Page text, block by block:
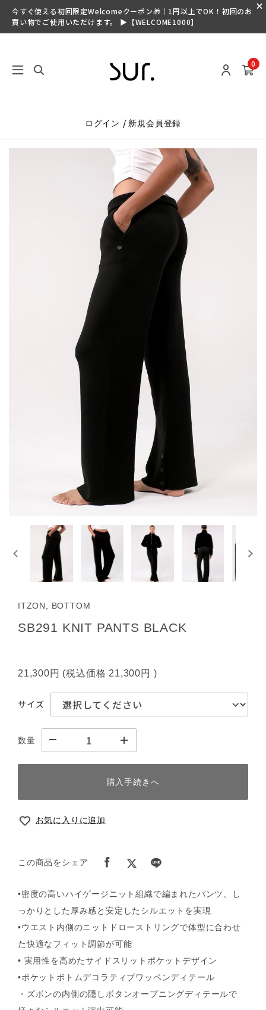
今すぐ使える初回限定Welcomeクーポン🎁｜1円以上でOK！初回のお
買い物でご使用いただけます。 ▶【WELCOME1000】
0
ログイン / 新規会員登録
ITZON, BOTTOM
SB291 KNIT PANTS BLACK
21,300円 (税込価格 21,300円 )
サイズ
数量
購入手続きへ
お気に入りに追加
この商品をシェア
•密度の高いハイゲージニット組織で編まれたパンツ、し
っかりとした厚み感と安定したシルエットを実現
•ウエスト内側のニットドローストリングで体型に合わせ
た快適なフィット調節が可能
• 実用性を高めたサイドスリットポケットデザイン
•ポケットボトムデコラティブワッペンディテール
・ズボンの内側の隠しボタンオープニングディテールで